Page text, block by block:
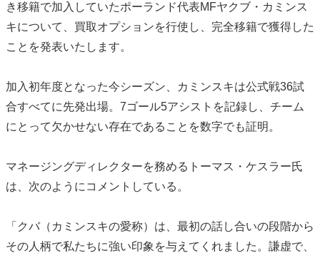
き移籍で加入していたポーランド代表MFヤクブ・カミンス
キについて、買取オプションを行使し、完全移籍で獲得した
ことを発表いたします。
加入初年度となった今シーズン、カミンスキは公式戦36試
合すべてに先発出場。7ゴール5アシストを記録し、チーム
にとって欠かせない存在であることを数字でも証明。
マネージングディレクターを務めるトーマス・ケスラー氏
は、次のようにコメントしている。
「クバ（カミンスキの愛称）は、最初の話し合いの段階から
その人柄で私たちに強い印象を与えてくれました。謙虚で、